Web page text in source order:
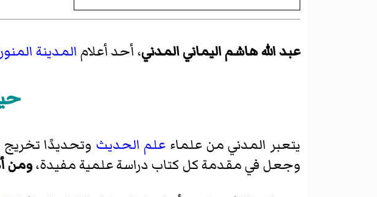
عبد الله هاشم اليماني المدني، أحد أعلام المدينة
يتعبر المدني من علماء علم الحديث وتحديدًا
وجعل في مقدمة كل كتاب دراسة علمية مفيدة،ومن